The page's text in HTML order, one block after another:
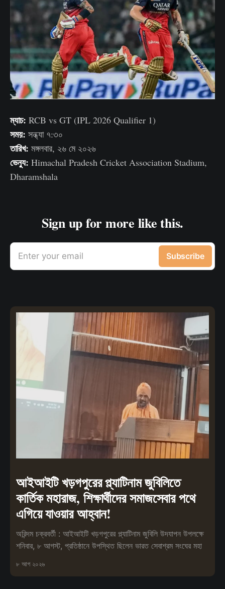
ম্যাচ: RCB vs GT (IPL 2026 Qualifier 1)
সময়: সন্ধ্যা ৭:৩০
তারিখ: মঙ্গলবার, ২৬ মে ২০২৬
ভেন্যু: Himachal Pradesh Cricket Association Stadium,
Dharamshala
Sign up for more like this.
Enter your email Subscribe
আইআইটি খড়গপুরের প্ল্যাটিনাম জুবিলিতে
কার্তিক মহারাজ, শিক্ষার্থীদের সমাজসেবার পথে
এগিয়ে যাওয়ার আহ্বান!
অরিন্দম চক্রবর্তী : আইআইটি খড়গপুরের প্ল্যাটিনাম জুবিলি উদযাপন উপলক্ষে
শনিবার, ৮ আগস্ট, প্রতিষ্ঠানে উপস্থিত ছিলেন ভারত সেবাশ্রম সংঘের মহা
৮ আগ ২০২৬